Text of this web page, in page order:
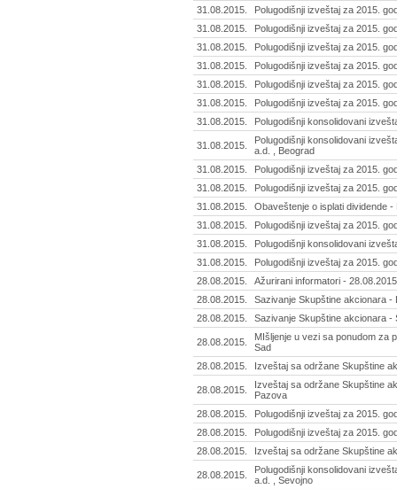
31.08.2015.
Polugodišnji izveštaj za 2015.
31.08.2015.
Polugodišnji izveštaj za 2015.
31.08.2015.
Polugodišnji izveštaj za 2015.
31.08.2015.
Polugodišnji izveštaj za 2015.
31.08.2015.
Polugodišnji izveštaj za 2015.
31.08.2015.
Polugodišnji izveštaj za 2015.
31.08.2015.
Polugodišnji konsolidovani
31.08.2015.
Polugodišnji konsolidovani
a.d. , Beograd
31.08.2015.
Polugodišnji izveštaj za 2015.
31.08.2015.
Polugodišnji izveštaj za 2015.
31.08.2015.
Obaveštenje o isplati dividende -
31.08.2015.
Polugodišnji izveštaj za 2015.
31.08.2015.
Polugodišnji konsolidovani
31.08.2015.
Polugodišnji izveštaj za 2015.
28.08.2015.
Ažurirani informatori - 28.08.2015
28.08.2015.
Sazivanje Skupštine akcionara -
28.08.2015.
Sazivanje Skupštine akcionara -
28.08.2015.
MIšljenje u vezi sa ponudom za
Sad
28.08.2015.
Izveštaj sa održane Skupštine
28.08.2015.
Izveštaj sa održane Skupštine
Pazova
28.08.2015.
Polugodišnji izveštaj za 2015.
28.08.2015.
Polugodišnji izveštaj za 2015.
28.08.2015.
Izveštaj sa održane Skupštine
28.08.2015.
Polugodišnji konsolidovani
a.d. , Sevojno